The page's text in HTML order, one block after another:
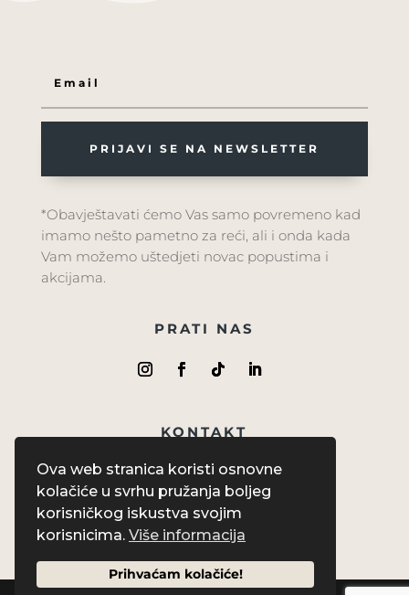
Ova web stranica koristi osnovne
kolačiće u svrhu pružanja boljeg
korisničkog iskustva svojim
korisnicima. Više informacija
Prihvaćam kolačiće!
PRIJAVI SE NA NEWSLETTER
*Obavještavati ćemo Vas samo povremeno kad
imamo nešto pametno za reći, ali i onda kada
Vam možemo uštedjeti novac popustima i
akcijama.
PRATI NAS
KONTAKT
info@naosplus.hr
+385 52 216 351